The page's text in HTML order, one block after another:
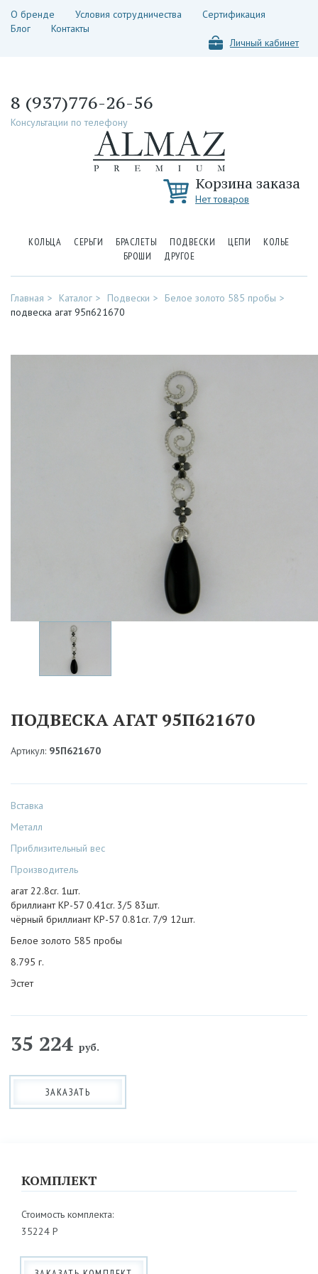
О бренде Условия сотрудничества
Сертификация
Блог
Контакты
Личный кабинет
8 (937)776-26-56
Консультации по телефону
Корзина заказа
Нет товаров
КОЛЬЦА СЕРЬГИ БРАСЛЕТЫ ПОДВЕСКИ ЦЕПИ
КОЛЬЕ
БРОШИ
ДРУГОЕ
Главная Каталог Подвески
Белое золото 585 пробы
подвеска агат 95п621670
ПОДВЕСКА АГАТ 95П621670
Артикул: 95П621670
Вставка
Металл
Приблизительный вес
Производитель
агат 22.8cr. 1шт.
бриллиант КР-57 0.41cr. 3/5 83шт.
чёрный бриллиант КР-57 0.81cr. 7/9 12шт.
Белое золото 585 пробы
8.795 г.
Эстет
35 224 руб.
ЗАКАЗАТЬ
КОМПЛЕКТ
Стоимость комплекта:
35224 Р